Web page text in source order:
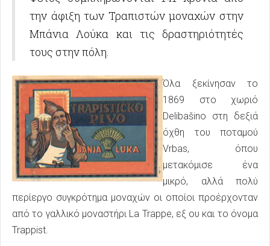
την άφιξη των Τραπιστών μοναχών στην
Μπάνια Λούκα και τις δραστηριότητές
τους στην πόλη.
Όλα ξεκίνησαν το
1869 στο χωριό
Delibašino στη δεξιά
όχθη του ποταμού
Vrbas, όπου
μετακόμισε ένα
μικρό, αλλά πολύ
περίεργο συγκρότημα μοναχών οι οποίοι προέρχονταν
από το γαλλικό μοναστήρι La Trappe, εξ ου και το όνομα
Trappist.